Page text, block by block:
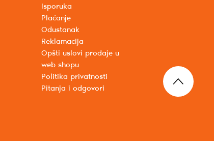
Isporuka
Plaćanje
Odustanak
Reklamacija
Opšti uslovi prodaje u
web shopu
Politika privatnosti
Pitanja i odgovori